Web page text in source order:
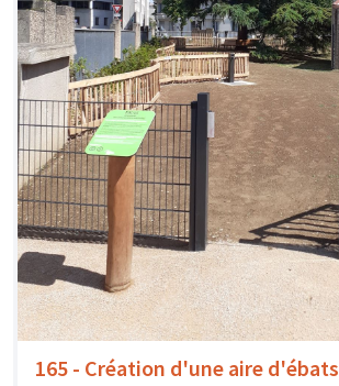
165 - Création d'une aire d'ébats